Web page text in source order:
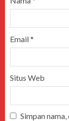
Email*
Situs Web
Simpan